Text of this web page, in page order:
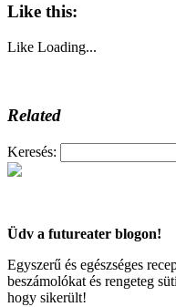
Like this:
Like Loading...
Related
Keresés:
Üdv a futureater blogon!
Egyszerű és egészséges
beszámolókat és rengeteg
hogy sikerült!